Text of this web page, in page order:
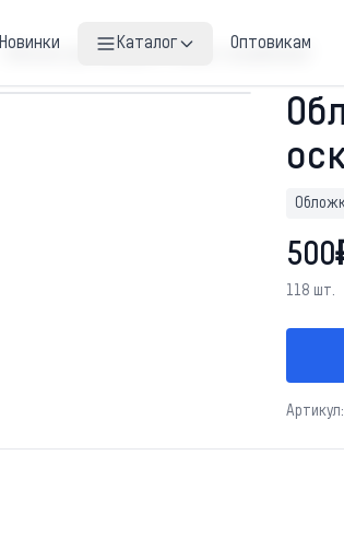
Новинки Каталог Оптовикам
Обложка для паспорта "Гослинг оскорбления"
118 шт.